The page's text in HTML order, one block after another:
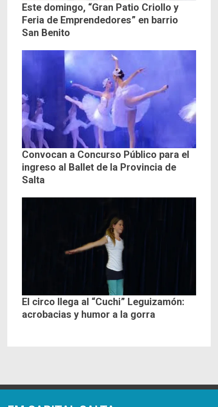
Este domingo, “Gran Patio Criollo y
Feria de Emprendedores” en barrio
San Benito
Convocan a Concurso Público para el
ingreso al Ballet de la Provincia de
Salta
El circo llega al “Cuchi” Leguizamón:
acrobacias y humor a la gorra